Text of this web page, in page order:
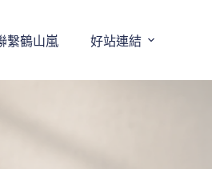
繫鶴山嵐 好站連結